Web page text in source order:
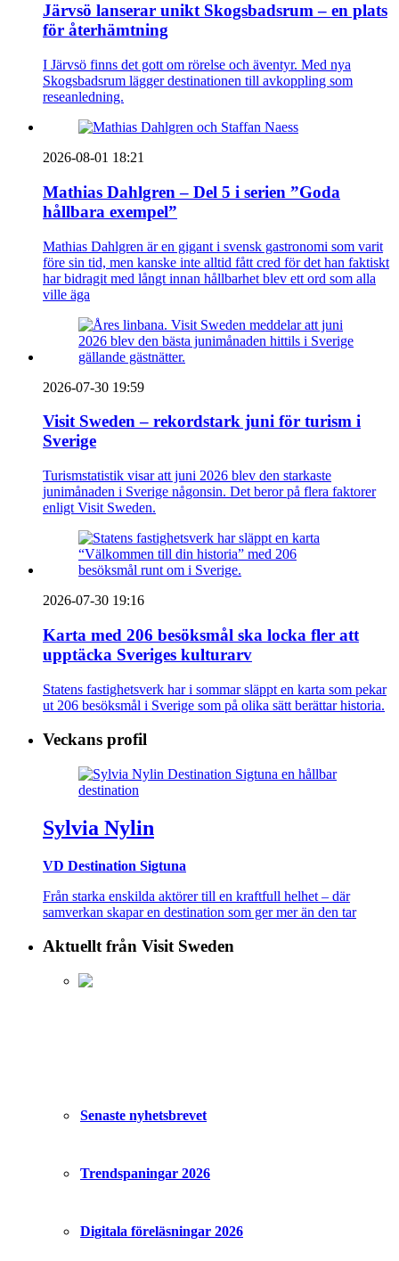
Järvsö lanserar unikt Skogsbadsrum – en plats
för återhämtning
I Järvsö finns det gott om rörelse och äventyr. Med nya
Skogsbadsrum lägger destinationen till avkoppling som
reseanledning.
2026-08-01 18:21
Mathias Dahlgren – Del 5 i serien ”Goda
hållbara exempel”
Mathias Dahlgren är en gigant i svensk gastronomi som varit
före sin tid, men kanske inte alltid fått cred för det han faktiskt
har bidragit med långt innan hållbarhet blev ett ord som alla
ville äga
2026-07-30 19:59
Visit Sweden – rekordstark juni för turism i
Sverige
Turismstatistik visar att juni 2026 blev den starkaste
junimånaden i Sverige någonsin. Det beror på flera faktorer
enligt Visit Sweden.
2026-07-30 19:16
Karta med 206 besöksmål ska locka fler att
upptäcka Sveriges kulturarv
Statens fastighetsverk har i sommar släppt en karta som pekar
ut 206 besöksmål i Sverige som på olika sätt berättar historia.
Veckans profil
Sylvia Nylin
VD Destination Sigtuna
Från starka enskilda aktörer till en kraftfull helhet – där
samverkan skapar en destination som ger mer än den tar
Aktuellt från Visit Sweden
Senaste nyhetsbrevet
Trendspaningar 2026
Digitala föreläsningar 2026